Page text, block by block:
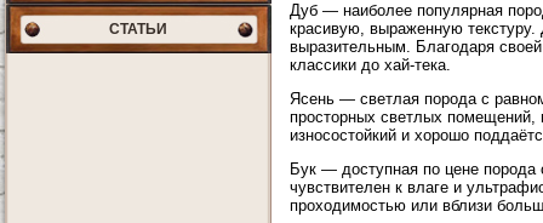
СТАТЬИ
Дуб — наиболее популярная
красивую, выраженную текстуру.
выразительным. Благодаря
классики до хай-тека.
Ясень — светлая порода с
просторных светлых помещений,
износостойкий и хорошо
Бук — доступная по цене порода
чувствителен к влаге и
проходимостью или вблизи